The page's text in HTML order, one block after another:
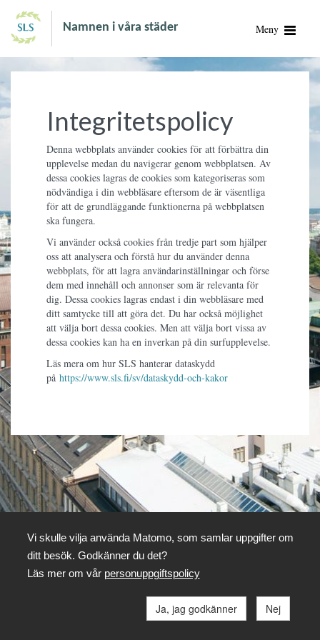
Namnen i våra städer Meny
Integritetspolicy
Denna webbplats använder cookies för att förbättra din
upplevelse medan du navigerar genom webbplatsen. Av
dessa cookies lagras de cookies som kategoriseras som
nödvändiga i din webbläsare eftersom de är väsentliga
för att de grundläggande funktionerna på webbplatsen
ska fungera.
Vi använder också cookies från tredje part som hjälper
oss att analysera och förstå hur du använder denna
webbplats, för att lagra användarinställningar och förse
dem med innehåll och annonser som är relevanta för
dig. Dessa cookies lagras endast i din webbläsare med
ditt samtycke till att göra det. Du har också möjlighet
att välja bort dessa cookies. Men att välja bort vissa av
dessa cookies kan ha en inverkan på din surfupplevelse.
Läs mera om hur SLS hanterar dataskydd
på https://www.sls.fi/sv/dataskydd-och-kakor
Vi skulle vilja använda Matomo, som samlar uppgifter om
ditt besök. Godkänner du det?
Läs mer om vår personuppgiftspolicy
Ja, jag godkänner Nej